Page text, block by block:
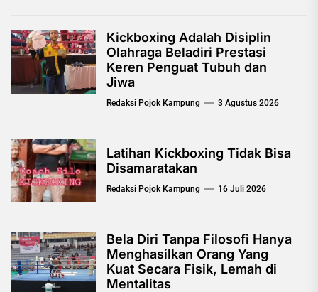
Kickboxing Adalah Disiplin
Olahraga Beladiri Prestasi
Keren Penguat Tubuh dan
Jiwa
Redaksi Pojok Kampung 3 Agustus 2026
Latihan Kickboxing Tidak Bisa
Disamaratakan
Redaksi Pojok Kampung 16 Juli 2026
Bela Diri Tanpa Filosofi Hanya
Menghasilkan Orang Yang
Kuat Secara Fisik, Lemah di
Mentalitas